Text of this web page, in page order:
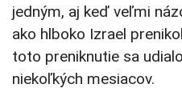
jedným, aj keď veľmi
ako hlboko Izrael
toto preniknutie sa
niekoľkých mesiacov.